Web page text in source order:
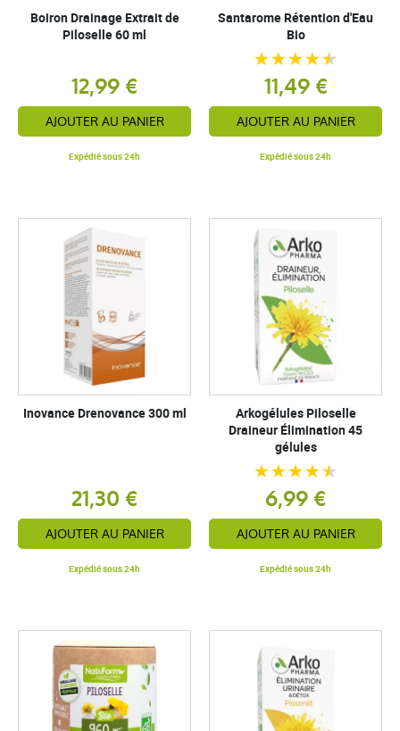
Boiron Drainage Extrait de
Piloselle 60 ml
12,99 €
AJOUTER AU PANIER
Expédié sous 24h
Santarome Rétention d'Eau
Bio
11,49 €
AJOUTER AU PANIER
Expédié sous 24h
Inovance Drenovance 300 ml
21,30 €
AJOUTER AU PANIER
Expédié sous 24h
Arkogélules Piloselle
Draineur Élimination 45
gélules
6,99 €
AJOUTER AU PANIER
Expédié sous 24h